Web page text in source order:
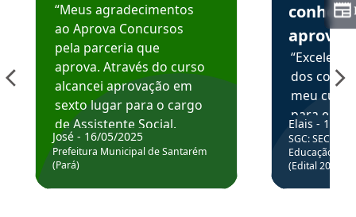
“Meus agradecimentos
ao Aprova Concursos
pela parceria que
aprova. Através do curso
alcancei aprovação em
sexto lugar para o cargo
de Assistente Social.
Hoje estou atuando na
Prefeitura de Santarém.
José - 16/05/2025
Prefeitura Municipal de Santarém
(Pará)
aprova
dos
meu
para
colocar
através
de
Elais - 15/
SGC: SEC BA
Educação
(Edital